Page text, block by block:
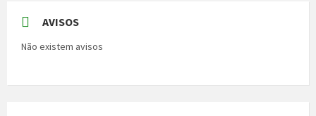
AVISOS
Não existem avisos